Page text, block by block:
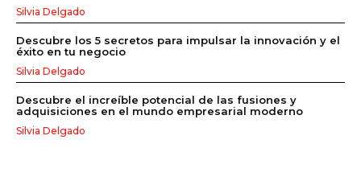
Silvia Delgado
Descubre los 5 secretos para impulsar la innovación y el
éxito en tu negocio
Silvia Delgado
Descubre el increíble potencial de las fusiones y
adquisiciones en el mundo empresarial moderno
Silvia Delgado